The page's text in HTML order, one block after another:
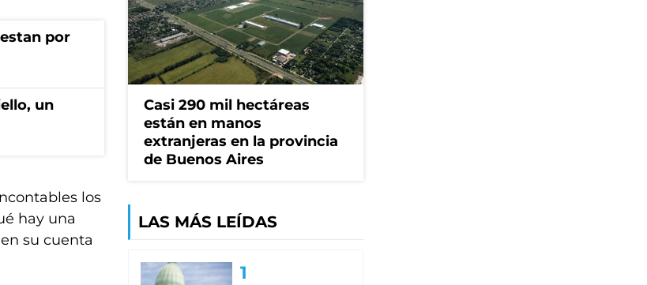
por
un
los
hay una
su cuenta
Casi 290 mil hectáreas
están en manos
extranjeras en la provincia
de Buenos Aires
LAS MÁS LEÍDAS